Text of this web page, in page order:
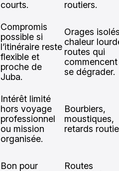
courts. routiers.
Compromis
possible si
l’itinéraire reste
flexible et
proche de
Juba.
Orages
chaleur
routes qui
se dégrader.
Intérêt limité
hors voyage
professionnel
ou mission
organisée.
Bourbiers,
moustiques,
retards
Bon pour
Routes